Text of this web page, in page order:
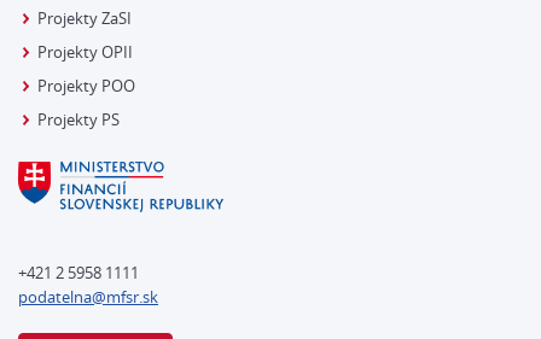
Projekty ZaSI
Projekty OPII
Projekty POO
Projekty PS
+421 2 5958 1111
podatelna@mfsr.sk